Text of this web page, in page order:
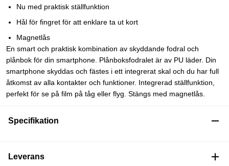
Nu med praktisk ställfunktion
Hål för fingret för att enklare ta ut kort
Magnetlås
En smart och praktisk kombination av skyddande fodral och
plånbok för din smartphone. Plånboksfodralet är av PU läder. Din
smartphone skyddas och fästes i ett integrerat skal och du har full
åtkomst av alla kontakter och funktioner. Integrerad ställfunktion,
perfekt för se på film på tåg eller flyg. Stängs med magnetlås.
Specifikation
Leverans